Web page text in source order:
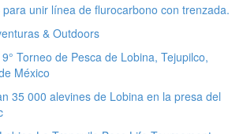
para unir línea de flurocarbono con trenzada.
& Outdoors
Torneo de Pesca de Lobina, Tejupilco,
México
35 000 alevines de Lobina en la presa del